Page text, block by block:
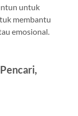
untuk
membantu
emosional.